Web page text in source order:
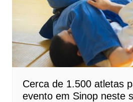
Cerca de 1.500 atletas
evento em Sinop neste